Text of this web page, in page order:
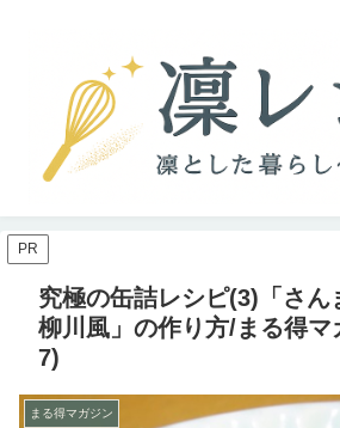
PR
究極の缶詰レシピ(3)「さん
柳川風」の作り方/まる得マ
7)
まる得マガジン